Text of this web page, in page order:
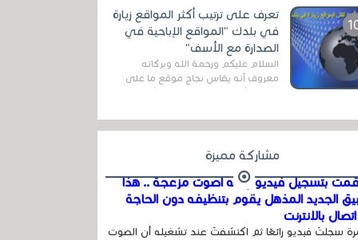
قنوات مميزة جدا تنقل العديد من البرامج
اله...
تعرف على ترتيب أكثر المواقع زيارة
في بلدك "المواقع الإباحية في
الصدارة مع الأسف"
السلام عليكم ورحمة الله وبركاته
معروف أنه يقاس نجاح موقع ما على
في...
مشاركة مميزة
بتسجيل فيديو وفيه أصوت مزعجة .. هذا
الجديد المذهل يقوم بتنظيفه دون الحاجة
بالإنترنت
سجلتَ فيديو رائعًا ثم اكتشفتَ عند تشغيله أن الصوت